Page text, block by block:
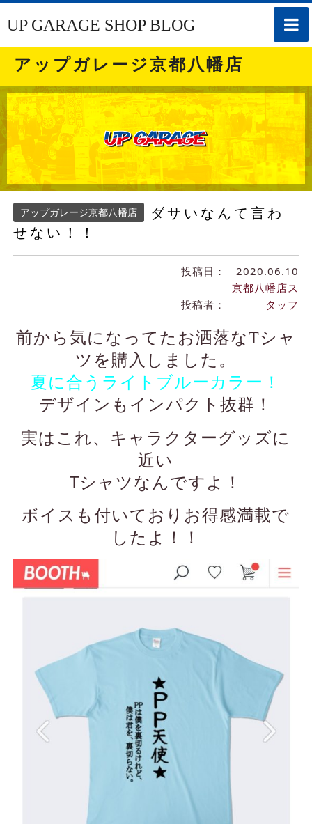
toggle
UP GARAGE SHOP BLOG
アップガレージ京都八幡店
アップガレージ京都八幡店
ダサいなんて言わ
せない！！
投稿日： 2020.06.10
投稿者：
京都八幡店ス
タッフ
前から気になってたお洒落なTシャ
ツを購入しました。
夏に合うライトブルーカラー！
デザインもインパクト抜群！
実はこれ、キャラクターグッズに
近い
Tシャツなんですよ！
ボイスも付いておりお得感満載で
したよ！！